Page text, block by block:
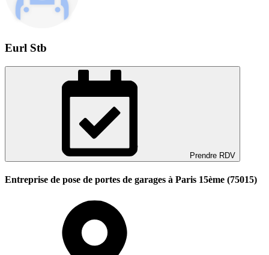
Eurl Stb
Prendre RDV
Entreprise de pose de portes de garages à Paris 15ème (75015)